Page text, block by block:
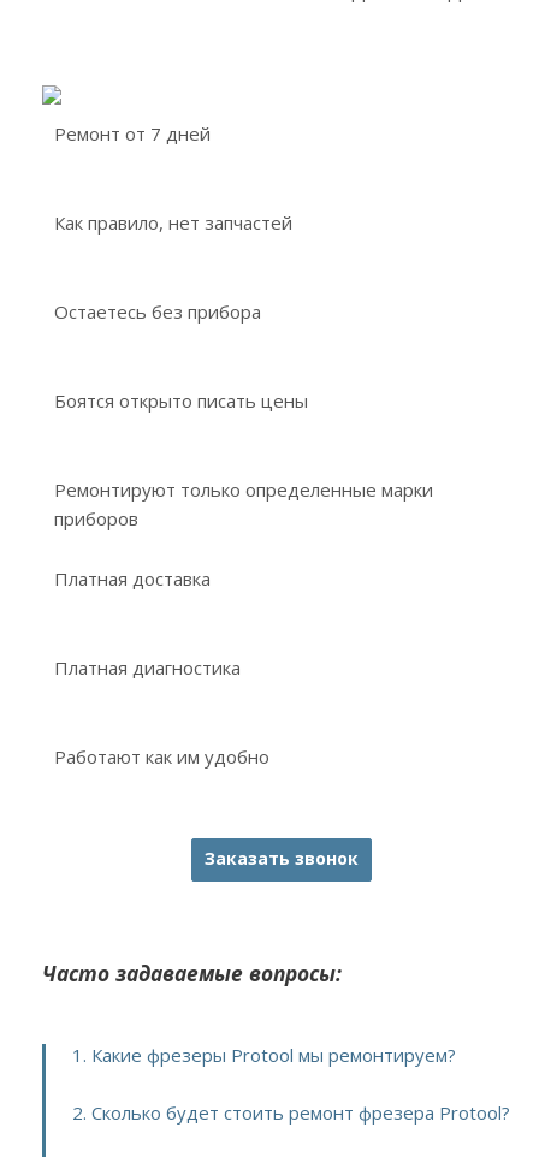
Ремонт от 7 дней
Как правило, нет запчастей
Остаетесь без прибора
Боятся открыто писать цены
Ремонтируют только определенные марки
приборов
Платная доставка
Платная диагностика
Работают как им удобно
Заказать звонок
Часто задаваемые вопросы:
1. Какие фрезеры Protool мы ремонтируем?
2. Сколько будет стоить ремонт фрезера Protool?